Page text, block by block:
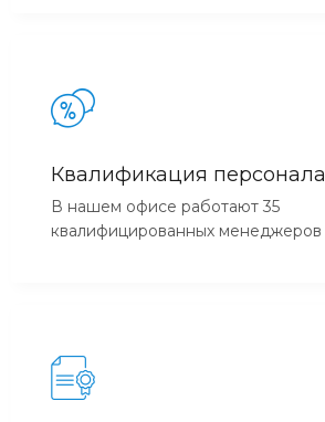
Квалификация персонала
В нашем офисе работают 35
квалифицированных менеджеров